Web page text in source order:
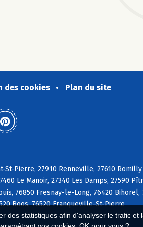
des statistiques afin d'analyser le trafic et
des cookies Plan du site
St-Pierre, 27910 Renneville, 27610
Le Manoir, 27340 Les Damps, 27590
76850 Fresnay-le-Long, 76420 Bihorel,
Boos, 76520 Franqueville-St-Pierre